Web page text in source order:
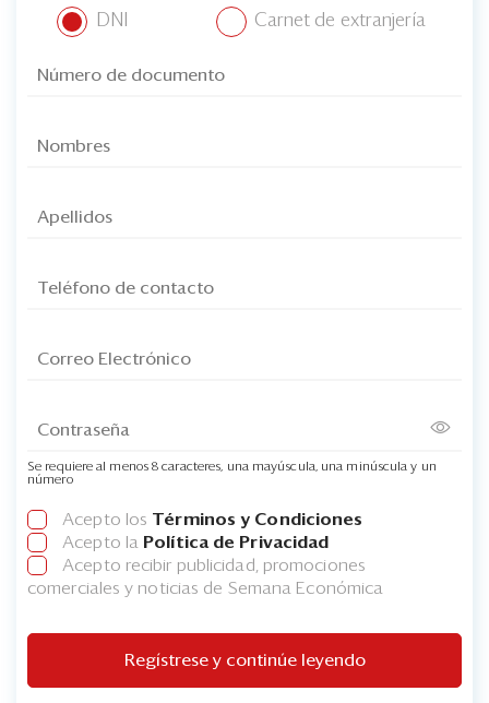
DNI Carnet de extranjería
Se requiere al menos 8 caracteres, una mayúscula, una minúscula y un
número
Acepto los Términos y Condiciones
Acepto la Política de Privacidad
Acepto recibir publicidad, promociones
comerciales y noticias de Semana Económica
Regístrese y continúe leyendo